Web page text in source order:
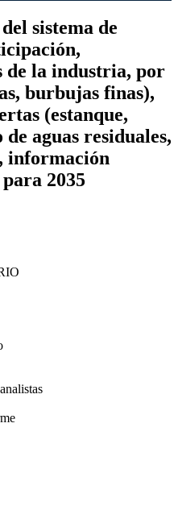
sistema de
de la industria, por
burbujas finas),
(estanque,
aguas residuales,
información
2035